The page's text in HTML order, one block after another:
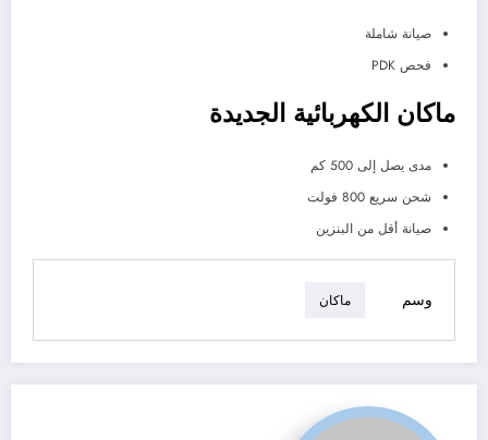
صيانة شاملة
فحص PDK
ماكان الكهربائية الجديدة
مدى يصل إلى 500 كم
شحن سريع 800 فولت
صيانة أقل من البنزين
وسم ماكان